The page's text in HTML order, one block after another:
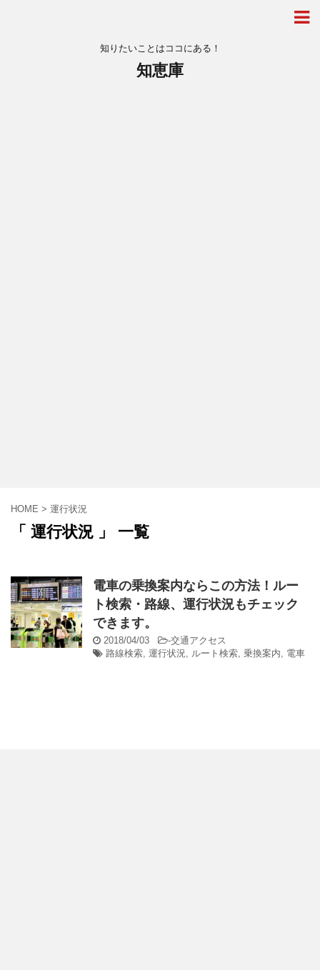
知りたいことはココにある！
知恵庫
HOME > 運行状況
「 運行状況 」 一覧
電車の乗換案内ならこの方法！ルー
ト検索・路線、運行状況もチェック
できます。
2018/04/03 -交通アクセス
路線検索, 運行状況, ルート検索, 乗換案内, 電車